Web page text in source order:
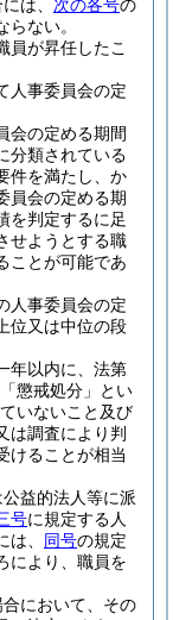
は、 次の各号の
ない。
員が昇任したこ
人事委員会の定
会の定める期間
分類されている
件を満たし、か
員会の定める期
を判定するに足
せようとする職
ことが可能であ
人事委員会の定
位又は中位の段
年以内に、法第
懲戒処分」とい
いないこと及び
は調査により判
けることが相当
益的法人等に派
号に規定する人
、 同号の規定
により、職員を
において、その